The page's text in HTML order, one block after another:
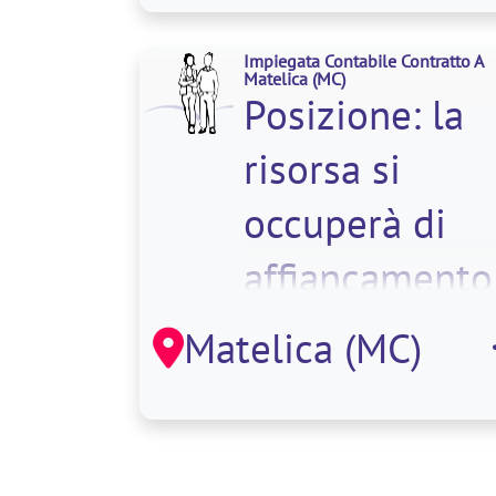
aziendali e
Impiegata Contabile Contratto A
Matelica(MC)
Posizione: la
risorsa si
occuperà di
affiancamento
alle attività
amministrative
aziendali, cont
Matelica (MC)